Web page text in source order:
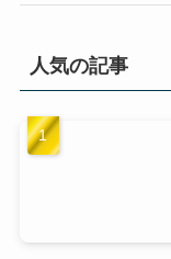
人気の記事